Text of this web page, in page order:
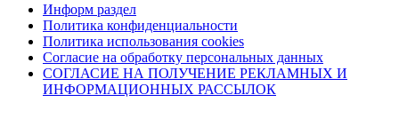
Информ раздел
Политика конфиденциальности
Политика использования cookies
Согласие на обработку персональных данных
СОГЛАСИЕ НА ПОЛУЧЕНИЕ РЕКЛАМНЫХ И
ИНФОРМАЦИОННЫХ РАССЫЛОК